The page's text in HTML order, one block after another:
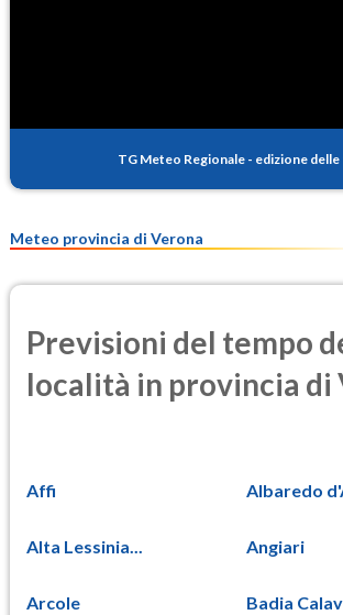
PM25
TG Meteo Regionale - edizione delle
Meteo provincia di Verona
Previsioni del tempo
località in provincia di
Affi Albaredo
Alta Lessinia... Angiari
Arcole Badia